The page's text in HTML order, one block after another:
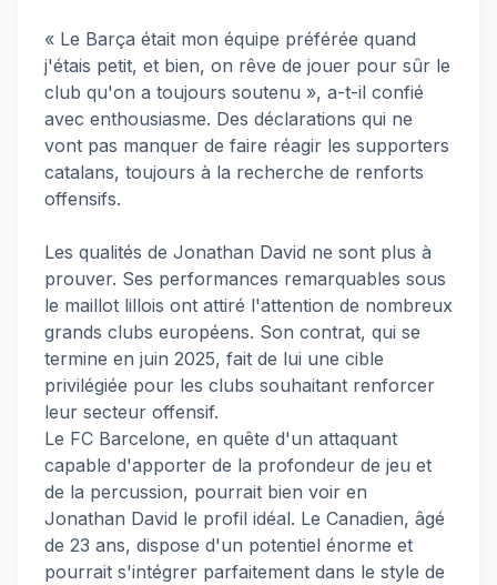
« Le Barça était mon équipe préférée quand
j'étais petit, et bien, on rêve de jouer pour sûr le
club qu'on a toujours soutenu », a-t-il confié
avec enthousiasme. Des déclarations qui ne
vont pas manquer de faire réagir les supporters
catalans, toujours à la recherche de renforts
offensifs.
Les qualités de Jonathan David ne sont plus à
prouver. Ses performances remarquables sous
le maillot lillois ont attiré l'attention de nombreux
grands clubs européens. Son contrat, qui se
termine en juin 2025, fait de lui une cible
privilégiée pour les clubs souhaitant renforcer
leur secteur offensif.
Le FC Barcelone, en quête d'un attaquant
capable d'apporter de la profondeur de jeu et
de la percussion, pourrait bien voir en
Jonathan David le profil idéal. Le Canadien, âgé
de 23 ans, dispose d'un potentiel énorme et
pourrait s'intégrer parfaitement dans le style de